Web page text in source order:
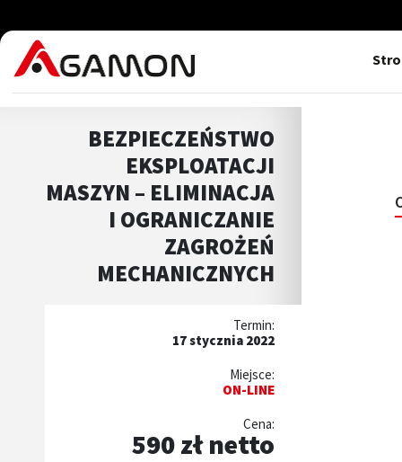
BEZPIECZEŃSTWO
EKSPLOATACJI
MASZYN – ELIMINACJA
I OGRANICZANIE
ZAGROŻEŃ
MECHANICZNYCH
Termin:
17 stycznia 2022
Miejsce:
ON-LINE
Cena:
590 zł netto